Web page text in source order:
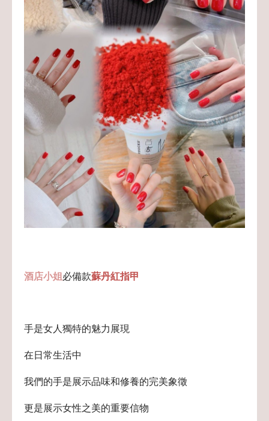
酒店小姐 必備款蘇丹紅指甲
手是女人獨特的魅力展現
在日常生活中
我們的手是展示品味和修養的完美象徵
更是展示女性之美的重要信物